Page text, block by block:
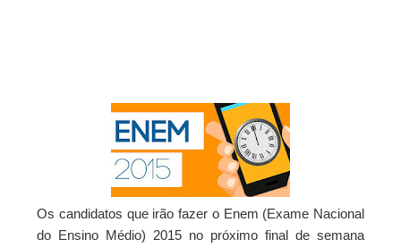
Pênaltis é realizado com sucesso nesta
sexta-feira
São Vicente do Seridó - A vereadora Léia
Monteiro teve suas contas referentes ao
exercício de 2024 aprovadas pelo TCE da
Paraíba.
Os candidatos que irão fazer o Enem (Exame Nacional
do Ensino Médio) 2015 no próximo final de semana